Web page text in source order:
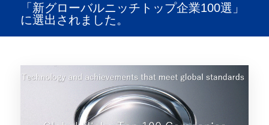
「新グローバルニッチトップ企業100選」
に選出されました。